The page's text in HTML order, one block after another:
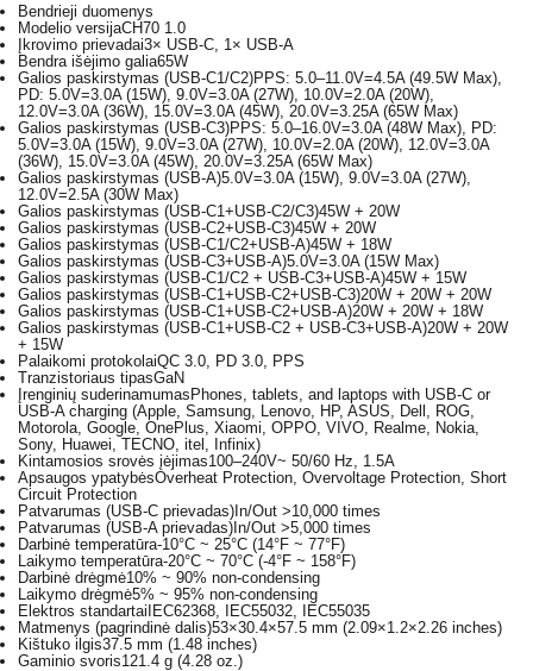
Bendrieji duomenys
Modelio versijaCH70 1.0
Įkrovimo prievadai3× USB-C, 1× USB-A
Bendra išėjimo galia65W
Galios paskirstymas (USB-C1/C2)PPS: 5.0–11.0V=4.5A (49.5W Max),
PD: 5.0V=3.0A (15W), 9.0V=3.0A (27W), 10.0V=2.0A (20W),
12.0V=3.0A (36W), 15.0V=3.0A (45W), 20.0V=3.25A (65W Max)
Galios paskirstymas (USB-C3)PPS: 5.0–16.0V=3.0A (48W Max), PD:
5.0V=3.0A (15W), 9.0V=3.0A (27W), 10.0V=2.0A (20W), 12.0V=3.0A
(36W), 15.0V=3.0A (45W), 20.0V=3.25A (65W Max)
Galios paskirstymas (USB-A)5.0V=3.0A (15W), 9.0V=3.0A (27W),
12.0V=2.5A (30W Max)
Galios paskirstymas (USB-C1+USB-C2/C3)45W + 20W
Galios paskirstymas (USB-C2+USB-C3)45W + 20W
Galios paskirstymas (USB-C1/C2+USB-A)45W + 18W
Galios paskirstymas (USB-C3+USB-A)5.0V=3.0A (15W Max)
Galios paskirstymas (USB-C1/C2 + USB-C3+USB-A)45W + 15W
Galios paskirstymas (USB-C1+USB-C2+USB-C3)20W + 20W + 20W
Galios paskirstymas (USB-C1+USB-C2+USB-A)20W + 20W + 18W
Galios paskirstymas (USB-C1+USB-C2 + USB-C3+USB-A)20W + 20W
+ 15W
Palaikomi protokolaiQC 3.0, PD 3.0, PPS
Tranzistoriaus tipasGaN
Įrenginių suderinamumas Phones, tablets, and laptops with USB-C or
USB-A charging (Apple, Samsung, Lenovo, HP, ASUS, Dell, ROG,
Motorola, Google, OnePlus, Xiaomi, OPPO, VIVO, Realme, Nokia,
Sony, Huawei, TECNO, itel, Infinix)
Kintamosios srovės įėjimas100–240V~ 50/60 Hz, 1.5A
Apsaugos ypatybėsOverheat Protection, Overvoltage Protection, Short
Circuit Protection
Patvarumas (USB-C prievadas) In/Out >10,000 times
Patvarumas (USB-A prievadas) In/Out >5,000 times
Darbinė temperatūra-10°C ~ 25°C (14°F ~ 77°F)
Laikymo temperatūra-20°C ~ 70°C (-4°F ~ 158°F)
Darbinė drėgmė10% ~ 90% non-condensing
Laikymo drėgmė5% ~ 95% non-condensing
Elektros standartai IEC62368, IEC55032, IEC55035
Matmenys (pagrindinė dalis)53×30.4×57.5 mm (2.09×1.2×2.26 inches)
Kištuko ilgis37.5 mm (1.48 inches)
Gaminio svoris121.4 g (4.28 oz.)